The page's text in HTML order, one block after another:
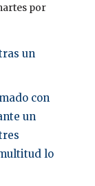
por
un
con
un
lo